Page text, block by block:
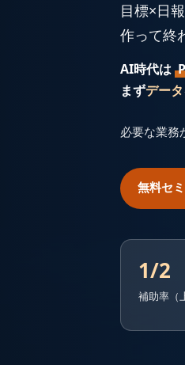
目標×日
作って終
AI時代は
まずデー
必要な業務
無料セ
1/2
補助率（